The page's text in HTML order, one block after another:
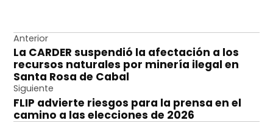
Navegación
de
entradas
Anterior
La CARDER suspendió la afectación a los
recursos naturales por minería ilegal en
Santa Rosa de Cabal
Siguiente
FLIP advierte riesgos para la prensa en el
camino a las elecciones de 2026